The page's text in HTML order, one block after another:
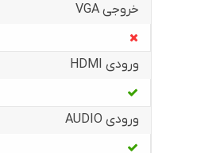
خروجی VGA
ورودی HDMI
ورودی AUDIO